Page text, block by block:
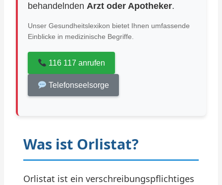
behandelnden Arzt oder Apotheker.
Unser Gesundheitslexikon bietet Ihnen umfassende
Einblicke in medizinische Begriffe.
116 117 anrufen
Telefonseelsorge
Was ist Orlistat?
Orlistat ist ein verschreibungspflichtiges